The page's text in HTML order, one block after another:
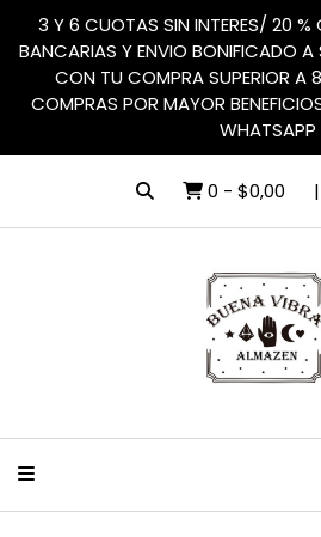
3 Y 6 CUOTAS SIN INTERES/ 20 %
BANCARIAS Y ENVIO BONIFICADO A
CON TU COMPRA SUPERIOR A
COMPRAS POR MAYOR
WHATSAPP
0 - $0,00